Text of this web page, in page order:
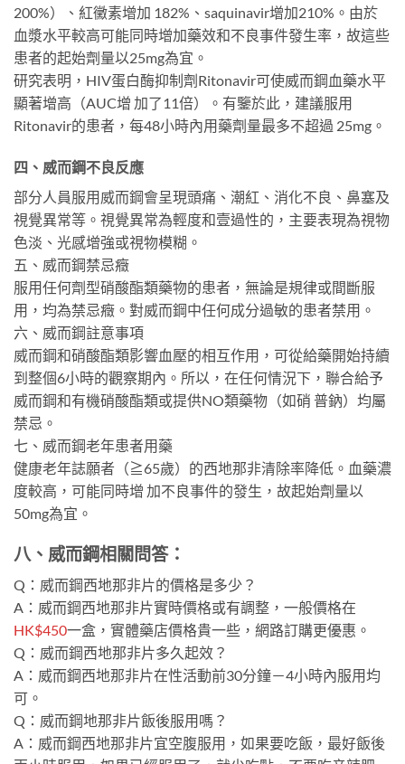
200%）、紅黴素增加 182%、saquinavir增加210%。由於
血漿水平較高可能同時增加藥效和不良事件發生率，故這些
患者的起始劑量以25mg為宜。
研究表明，HIV蛋白酶抑制劑Ritonavir可使威而鋼血藥水平
顯著增高（AUC增 加了11倍）。有鑒於此，建議服用
Ritonavir的患者，每48小時內用藥劑量最多不超過 25mg。
四、威而鋼不良反應
部分人員服用威而鋼會呈現頭痛、潮紅、消化不良、鼻塞及
視覺異常等。視覺異常為輕度和壹過性的，主要表現為視物
色淡、光感增強或視物模糊。
五、威而鋼禁忌癥
服用任何劑型硝酸酯類藥物的患者，無論是規律或間斷服
用，均為禁忌癥。對威而鋼中任何成分過敏的患者禁用。
六、威而鋼註意事項
威而鋼和硝酸酯類影響血壓的相互作用，可從給藥開始持續
到整個6小時的觀察期內。所以，在任何情況下，聯合給予
威而鋼和有機硝酸酯類或提供NO類藥物（如硝 普鈉）均屬
禁忌。
七、威而鋼老年患者用藥
健康老年誌願者（≧65歲）的西地那非清除率降低。血藥濃
度較高，可能同時增 加不良事件的發生，故起始劑量以
50mg為宜。
八、威而鋼相關問答：
Q：威而鋼西地那非片的價格是多少？
A：威而鋼西地那非片實時價格或有調整，一般價格在
HK$450一盒，實體藥店價格貴一些，網路訂購更優惠。
Q：威而鋼西地那非片多久起效？
A：威而鋼西地那非片在性活動前30分鐘－4小時內服用均
可。
Q：威而鋼地那非片飯後服用嗎？
A：威而鋼西地那非片宜空腹服用，如果要吃飯，最好飯後